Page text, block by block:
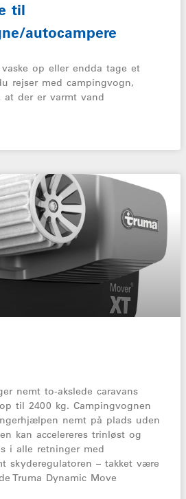
til
autocampere
op eller endda tage et
rejser med campingvogn,
der er varmt vand
nemt to-akslede caravans
til 2400 kg. Campingvognen
nemt på plads uden
kan accelereres trinløst og
i alle retninger med
skyderegulatoren – takket være
Truma Dynamic Move